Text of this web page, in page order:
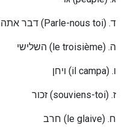
(Parle-nous toi) .ד
השלישי (le troisième) .ה
(il campa) .ו
זכור (souviens-toi) .ז
חרב (le glaive) .ח